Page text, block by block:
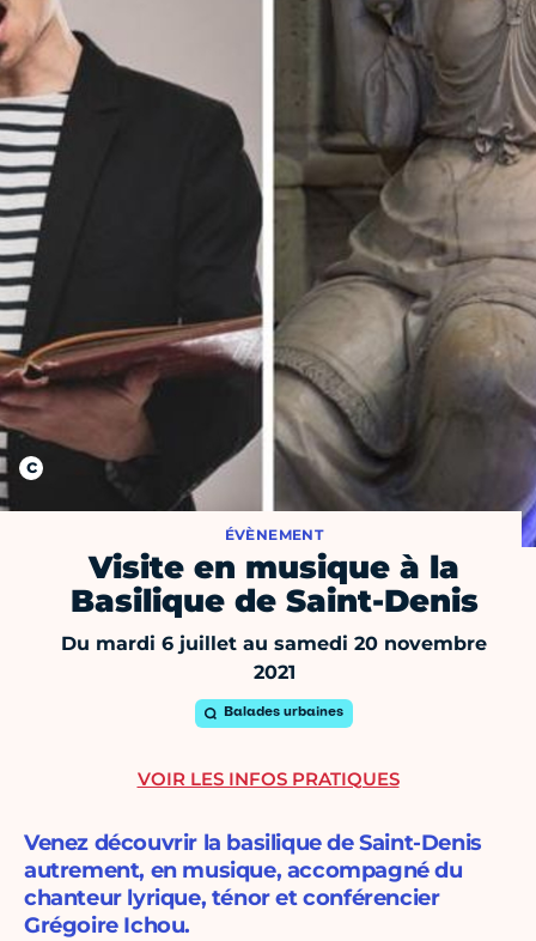
ÉVÈNEMENT
Visite en musique à la
Basilique de Saint-Denis
Du mardi 6 juillet au samedi 20 novembre
2021
Balades urbaines
Venez découvrir la basilique de Saint-Denis
autrement, en musique, accompagné du
chanteur lyrique, ténor et conférencier
Grégoire Ichou.
VOIR LES INFOS PRATIQUES